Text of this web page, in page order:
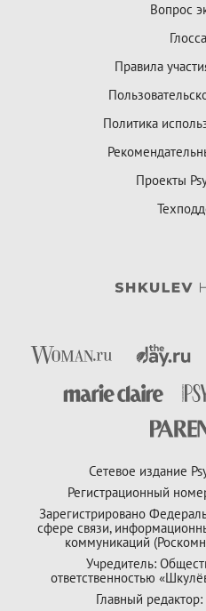
Вопрос
Правила
Политика
Проекты
Сетевое издание
Регистрационный
Зарегистрировано
сфере связи,
коммуникаций
Учредитель:
ответственностью
Главный